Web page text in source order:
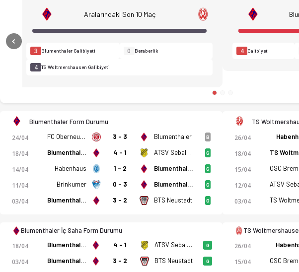
Blumenthaler SV - TS Woltmershausen 5-1 bitti. Gol anları, kadro, istatistikler,
Aralarındaki Son 10 Maç
3 Blumenthaler Galibiyeti 0 Beraberlik
4 TS Woltmershausen Galibiyeti
4 Galibiyet
Previous
Blumenthaler Form Durumu
24/04 FC Oberneuland 3 - 3 Blumenthaler B
18/04 Blumenthaler 4 - 1 ATSV Sebaldsbrück G
14/04 Habenhaus 1 - 2 Blumenthaler G
11/04 Brinkumer 0 - 3 Blumenthaler G
03/04 Blumenthaler 3 - 2 BTS Neustadt G
TS
26/04
18/04
15/04
12/04
03/04
Blumenthaler İç Saha Form Durumu
18/04 Blumenthaler 4 - 1 ATSV Sebaldsbrück G
03/04 Blumenthaler 3 - 2 BTS Neustadt G
TS
26/04
15/04